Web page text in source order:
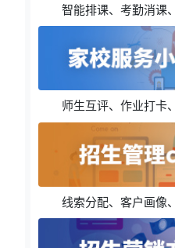
智能排课、考勤消课
师生互评、作业打卡
线索分配、客户画像